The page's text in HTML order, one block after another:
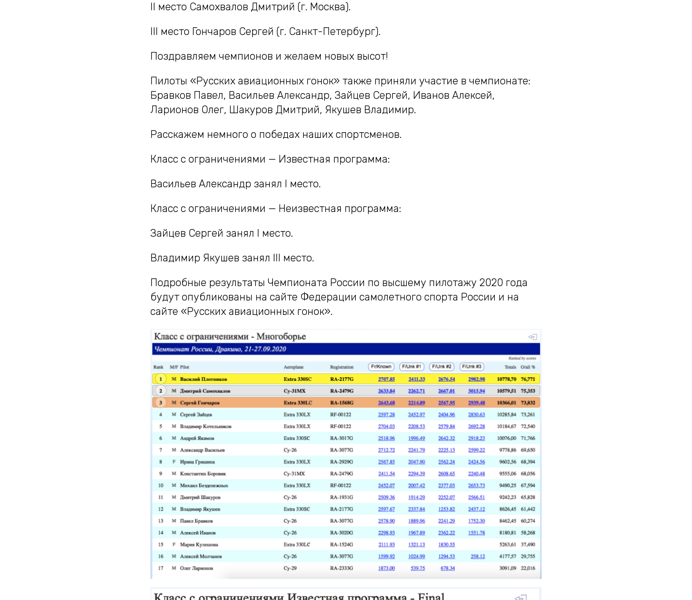
II место Самохвалов Дмитрий (г. Москва).
III место Гончаров Сергей (г. Санкт-Петербург).
Поздравляем чемпионов и желаем новых высот!
Пилоты «Русских авиационных гонок» также приняли участие в чемпионате:
Бравков Павел, Васильев Александр, Зайцев Сергей, Иванов Алексей,
Ларионов Олег, Шакуров Дмитрий, Якушев Владимир.
Расскажем немного о победах наших спортсменов.
Класс с ограничениями — Известная программа:
Васильев Александр занял I место.
Класс с ограничениями — Неизвестная программа:
Зайцев Сергей занял I место.
Владимир Якушев занял III место.
Подробные результаты Чемпионата России по высшему пилотажу 2020 года
будут опубликованы на сайте Федерации самолетного спорта России и на
сайте «Русских авиационных гонок».